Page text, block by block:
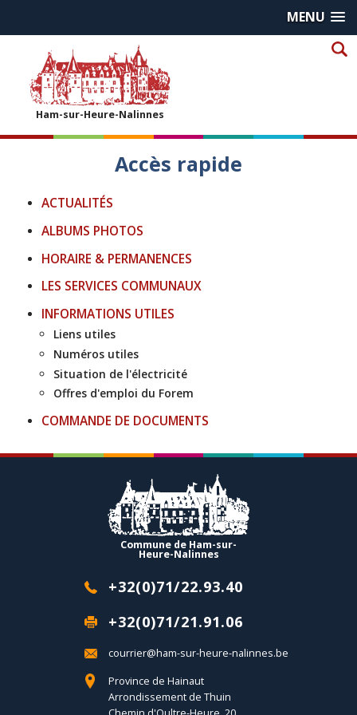
MENU
Ham-sur-Heure-Nalinnes
Accès rapide
ACTUALITÉS
ALBUMS PHOTOS
HORAIRE & PERMANENCES
LES SERVICES COMMUNAUX
INFORMATIONS UTILES
Liens utiles
Numéros utiles
Situation de l'électricité
Offres d'emploi du Forem
COMMANDE DE DOCUMENTS
Commune de Ham-sur-
Heure-Nalinnes
+32(0)71/22.93.40
+32(0)71/21.91.06
courrier@ham-sur-heure-nalinnes.be
Province de Hainaut
Arrondissement de Thuin